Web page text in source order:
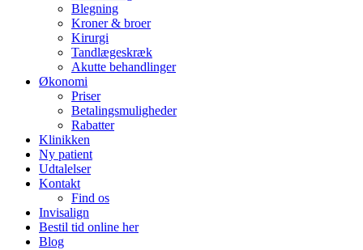
Blegning
Kroner & broer
Kirurgi
Tandlægeskræk
Akutte behandlinger
Økonomi
Priser
Betalingsmuligheder
Rabatter
Klinikken
Ny patient
Udtalelser
Kontakt
Find os
Invisalign
Bestil tid online her
Blog